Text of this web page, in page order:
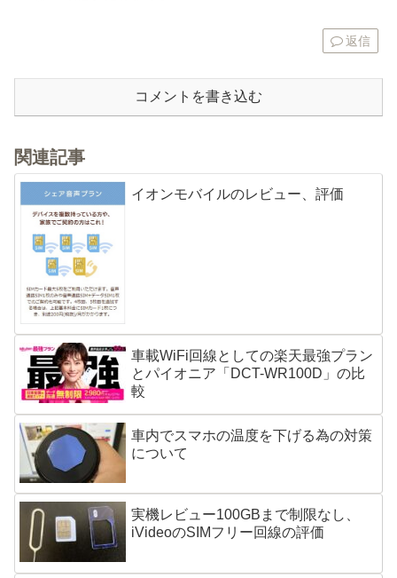
返信
コメントを書き込む
関連記事
イオンモバイルのレビュー、評価
車載WiFi回線としての楽天最強プラン
とパイオニア「DCT-WR100D」の比
較
車内でスマホの温度を下げる為の対策
について
実機レビュー100GBまで制限なし、
iVideoのSIMフリー回線の評価